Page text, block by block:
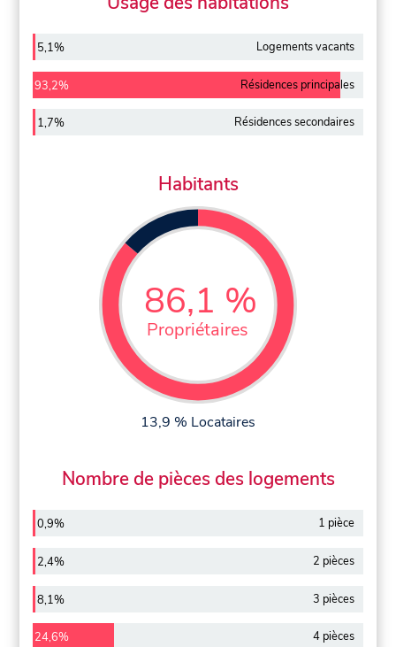
5,1% Logements vacants
93,2% Résidences principales
1,7% Résidences secondaires
Habitants
86,1 %
Propriétaires
13,9 % Locataires
Nombre de pièces des logements
0,9% 1 pièce
2,4% 2 pièces
8,1% 3 pièces
24,6% 4 pièces